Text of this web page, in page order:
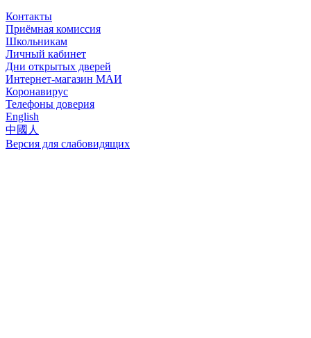
Контакты
Приёмная комиссия
Школьникам
Личный кабинет
Дни открытых дверей
Интернет-магазин МАИ
Коронавирус
Телефоны доверия
English
中國人
Версия для слабовидящих